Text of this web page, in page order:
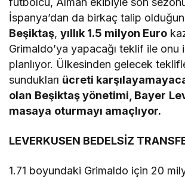
İspanya’dan da birkaç talip
Beşiktaş,yıllık 1.5 milyon Euro
Grimaldo’ya yapacağı teklif ile onu
planlıyor. Ülkesinden gelecek
sundukları ücreti
olan Beşiktaş yönetimi, Bayer
masaya oturmayı amaçlıyor.
LEVERKUSEN BEDELSİZ
1.71 boyundaki Grimaldo için 20